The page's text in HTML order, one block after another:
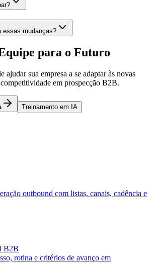
essas mudanças?
para o Futuro
ajudar sua empresa a se adaptar às novas
em prospecção B2B.
Treinamento em IA
outbound com listas, canais, cadência e
B2B
rotina e critérios de avanço em